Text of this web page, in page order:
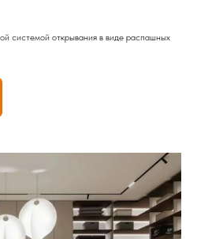
системой открывания в виде распашных